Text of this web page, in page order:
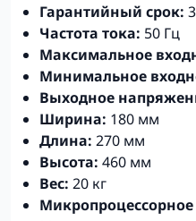
Гарантийный срок:
Частота тока: 50 Гц
Максимальное
Минимальное
Выходное
Ширина: 180 мм
Длина: 270 мм
Высота: 460 мм
Вес: 20 кг